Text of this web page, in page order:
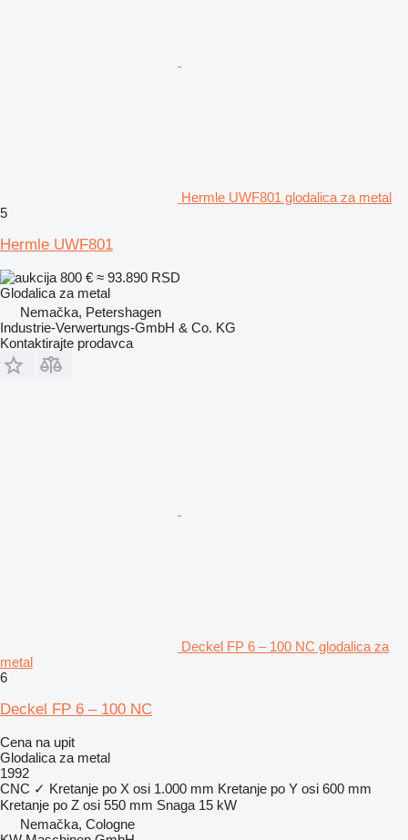
Hermle UWF801 glodalica za metal
5
Hermle UWF801
800 € ≈ 93.890 RSD
Glodalica za metal
Nemačka, Petershagen
Industrie-Verwertungs-GmbH & Co. KG
Kontaktirajte prodavca
Deckel FP 6 – 100 NC glodalica za
metal
6
Deckel FP 6 – 100 NC
Cena na upit
Glodalica za metal
1992
CNC ✓ Kretanje po X osi 1.000 mm Kretanje po Y osi 600 mm
Kretanje po Z osi 550 mm Snaga 15 kW
Nemačka, Cologne